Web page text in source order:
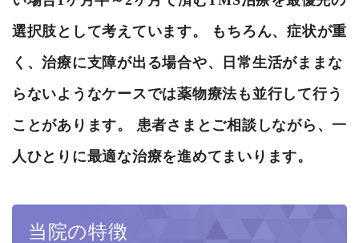
選択肢として考えています。 もちろん、症状が重
く、治療に支障が出る場合や、日常生活がままな
らないようなケースでは薬物療法も並行して行う
ことがあります。 患者さまとご相談しながら、一
人ひとりに最適な治療を進めてまいります。
当院の特徴